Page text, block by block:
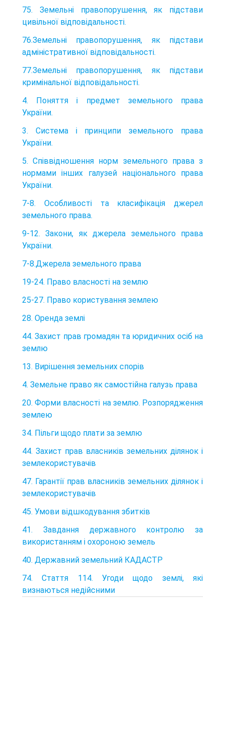
75. Земельні правопорушення, як підстави
цивільної відповідальності.
76.Земельні правопорушення, як підстави
адміністративної відповідальності.
77.Земельні правопорушення, як підстави
кримінальної відповідальності.
4. Поняття і предмет земельного права
України.
3. Система і принципи земельного права
України.
5. Співвідношення норм земельного права з
нормами інших галузей національного права
України.
7-8. Особливості та класифікація джерел
земельного права.
9-12. Закони, як джерела земельного права
України.
7-8.Джерела земельного права
19-24. Право власності на землю
25-27. Право користування землею
28. Оренда землі
44. Захист прав громадян та юридичних осіб на
землю
13. Вирішення земельних спорів
4. Земельне право як самостійна галузь права
20. Форми власності на землю. Розпорядження
землею
34. Пільги щодо плати за землю
44. Захист прав власників земельних ділянок і
землекористувачів
47. Гарантії прав власників земельних ділянок і
землекористувачів
45. Умови відшкодування збитків
41. Завдання державного контролю за
використанням і охороною земель
40. Державний земельний КАДАСТР
74. Стаття 114. Угоди щодо землі, які
визнаються недійсними